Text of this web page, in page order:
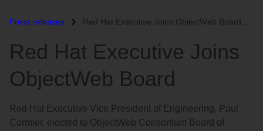
Press releases Red Hat Executive Joins ObjectWeb Board...
Red Hat Executive Joins
ObjectWeb Board
Red Hat Executive Vice President of Engineering, Paul
Cormier, elected to ObjectWeb Consortium Board of